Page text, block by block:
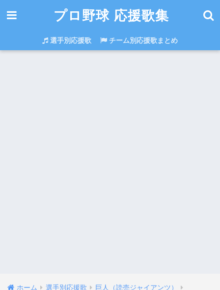
プロ野球 応援歌集
選手別応援歌 チーム別応援歌まとめ
ホーム 選手別応援歌 巨人（読売ジャイアンツ）